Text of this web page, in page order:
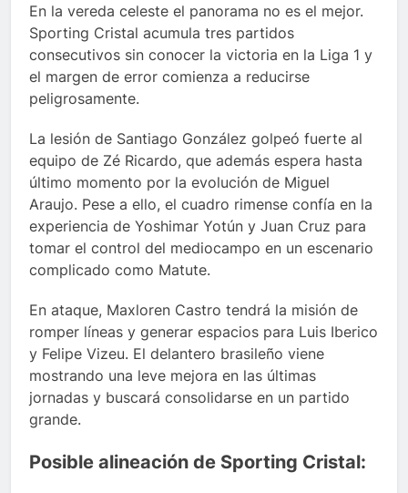
En la vereda celeste el panorama no es el mejor.
Sporting Cristal acumula tres partidos
consecutivos sin conocer la victoria en la Liga 1 y
el margen de error comienza a reducirse
peligrosamente.
La lesión de Santiago González golpeó fuerte al
equipo de Zé Ricardo, que además espera hasta
último momento por la evolución de Miguel
Araujo. Pese a ello, el cuadro rimense confía en la
experiencia de Yoshimar Yotún y Juan Cruz para
tomar el control del mediocampo en un escenario
complicado como Matute.
En ataque, Maxloren Castro tendrá la misión de
romper líneas y generar espacios para Luis Iberico
y Felipe Vizeu. El delantero brasileño viene
mostrando una leve mejora en las últimas
jornadas y buscará consolidarse en un partido
grande.
Posible alineación de Sporting Cristal: